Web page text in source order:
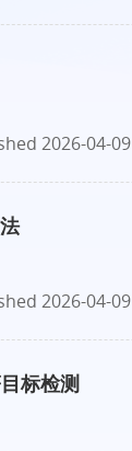
2026-04-09
2026-04-09
标检测